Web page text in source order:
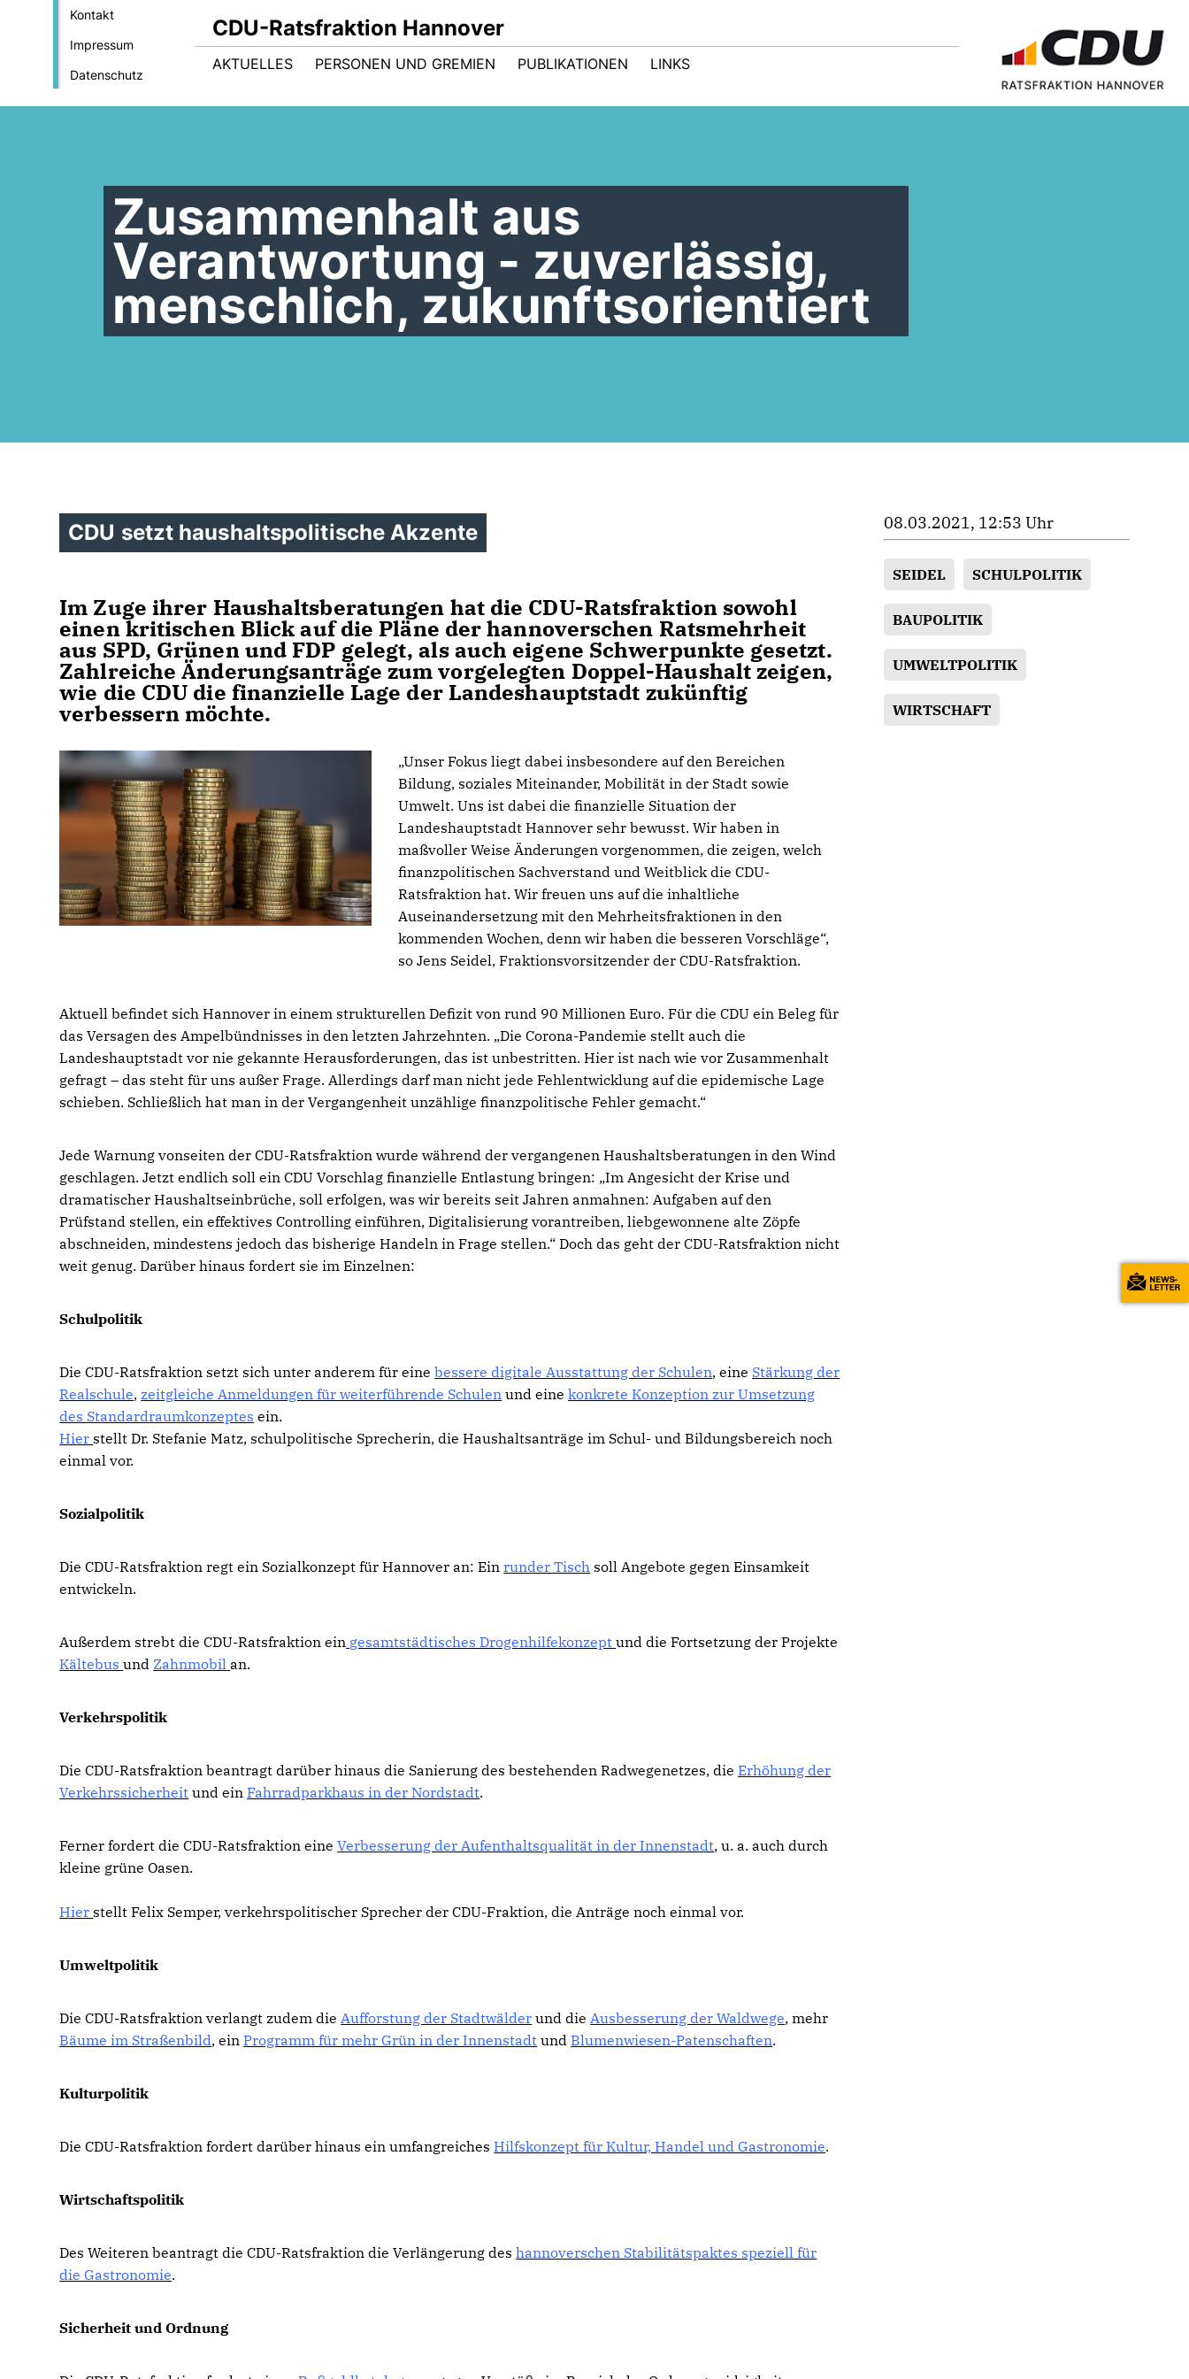
Kontakt
Impressum
Datenschutz
CDU-Ratsfraktion Hannover
AKTUELLES PERSONEN UND GREMIEN PUBLIKATIONEN LINKS
Zusammenhalt aus
Verantwortung - zuverlässig,
menschlich, zukunftsorientiert
CDU setzt haushaltspolitische Akzente
Im Zuge ihrer Haushaltsberatungen hat die CDU-Ratsfraktion sowohl
einen kritischen Blick auf die Pläne der hannoverschen Ratsmehrheit
aus SPD, Grünen und FDP gelegt, als auch eigene Schwerpunkte gesetzt.
Zahlreiche Änderungsanträge zum vorgelegten Doppel-Haushalt zeigen,
wie die CDU die finanzielle Lage der Landeshauptstadt zukünftig
verbessern möchte.
Unser Fokus liegt dabei insbesondere auf den Bereichen
Bildung, soziales Miteinander, Mobilität in der Stadt sowie
Umwelt. Uns ist dabei die finanzielle Situation der
Landeshauptstadt Hannover sehr bewusst. Wir haben in
maßvoller Weise Änderungen vorgenommen, die zeigen, welch
finanzpolitischen Sachverstand und Weitblick die CDU-
Ratsfraktion hat. Wir freuen uns auf die inhaltliche
Auseinandersetzung mit den Mehrheitsfraktionen in den
kommenden Wochen, denn wir haben die besseren Vorschläge“,
so Jens Seidel, Fraktionsvorsitzender der CDU-Ratsfraktion.
Aktuell befindet sich Hannover in einem strukturellen Defizit von rund 90 Millionen Euro. Für die CDU ein Beleg für
das Versagen des Ampelbündnisses in den letzten Jahrzehnten. „Die Corona-Pandemie stellt auch die
Landeshauptstadt vor nie gekannte Herausforderungen, das ist unbestritten. Hier ist nach wie vor Zusammenhalt
gefragt – das steht für uns außer Frage. Allerdings darf man nicht jede Fehlentwicklung auf die epidemische Lage
schieben. Schließlich hat man in der Vergangenheit unzählige finanzpolitische Fehler gemacht.“
Jede Warnung vonseiten der CDU-Ratsfraktion wurde während der vergangenen Haushaltsberatungen in den Wind
geschlagen. Jetzt endlich soll ein CDU Vorschlag finanzielle Entlastung bringen: „Im Angesicht der Krise und
dramatischer Haushaltseinbrüche, soll erfolgen, was wir bereits seit Jahren anmahnen: Aufgaben auf den
Prüfstand stellen, ein effektives Controlling einführen, Digitalisierung vorantreiben, liebgewonnene alte Zöpfe
abschneiden, mindestens jedoch das bisherige Handeln in Frage stellen.“ Doch das geht der CDU-Ratsfraktion nicht
weit genug. Darüber hinaus fordert sie im Einzelnen:
Schulpolitik
Die CDU-Ratsfraktion setzt sich unter anderem für einebessere digitale Ausstattung der Schulen, eine Stärkung der
Realschule,zeitgleiche Anmeldungen für weiterführende Schulen und einekonkrete Konzeption zur Umsetzung
des Standardraumkonzeptes ein.
Hier stellt Dr. Stefanie Matz, schulpolitische Sprecherin, die Haushaltsanträge im Schul- und Bildungsbereich noch
einmal vor.
Sozialpolitik
Die CDU-Ratsfraktion regt ein Sozialkonzept für Hannover an: Einrunder Tisch soll Angebote gegen Einsamkeit
entwickeln.
Außerdem strebt die CDU-Ratsfraktion ein gesamtstädtisches Drogenhilfekonzept und die Fortsetzung der Projekte
Kältebus und Zahnmobil an.
Verkehrspolitik
Die CDU-Ratsfraktion beantragt darüber hinaus die Sanierung des bestehenden Radwegenetzes, dieErhöhung der
Verkehrssicherheit und einFahrradparkhaus in der Nordstadt.
Ferner fordert die CDU-Ratsfraktion eineVerbesserung der Aufenthaltsqualität in der Innenstadt, u. a. auch durch
kleine grüne Oasen.
Hier stellt Felix Semper, verkehrspolitischer Sprecher der CDU-Fraktion, die Anträge noch einmal vor.
Umweltpolitik
Die CDU-Ratsfraktion verlangt zudem dieAufforstung der Stadtwälder und dieAusbesserung der Waldwege, mehr
Bäume im Straßenbild, einProgramm für mehr Grün in der Innenstadt undBlumenwiesen-Patenschaften.
Kulturpolitik
Die CDU-Ratsfraktion fordert darüber hinaus ein umfangreichesHilfskonzept für Kultur, Handel und Gastronomie.
Wirtschaftspolitik
Des Weiteren beantragt die CDU-Ratsfraktion die Verlängerung deshannoverschen Stabilitätspaktes speziell für
die Gastronomie.
Sicherheit und Ordnung
08.03.2021, 12:53 Uhr
SEIDEL SCHULPOLITIK
BAUPOLITIK
UMWELTPOLITIK
WIRTSCHAFT